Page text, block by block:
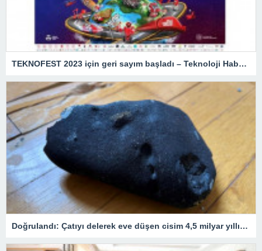
TEKNOFEST 2023 için geri sayım başladı – Teknoloji Haberleri
Doğrulandı: Çatıyı delerek eve düşen cisim 4,5 milyar yıllık bir göktaşı!